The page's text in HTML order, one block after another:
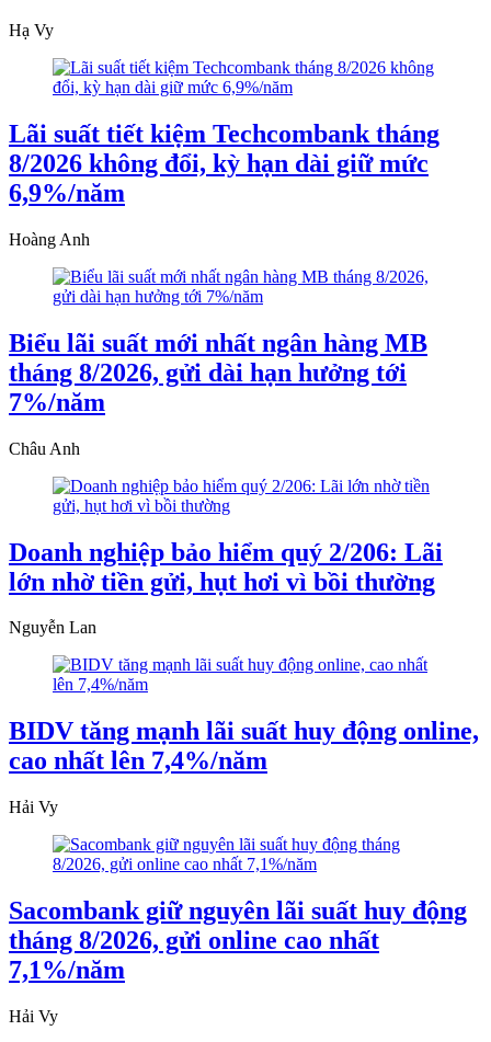
Hạ Vy
Lãi suất tiết kiệm Techcombank tháng
8/2026 không đổi, kỳ hạn dài giữ mức
6,9%/năm
Hoàng Anh
Biểu lãi suất mới nhất ngân hàng MB
tháng 8/2026, gửi dài hạn hưởng tới
7%/năm
Châu Anh
Doanh nghiệp bảo hiểm quý 2/206: Lãi
lớn nhờ tiền gửi, hụt hơi vì bồi thường
Nguyễn Lan
BIDV tăng mạnh lãi suất huy động online,
cao nhất lên 7,4%/năm
Hải Vy
Sacombank giữ nguyên lãi suất huy động
tháng 8/2026, gửi online cao nhất
7,1%/năm
Hải Vy